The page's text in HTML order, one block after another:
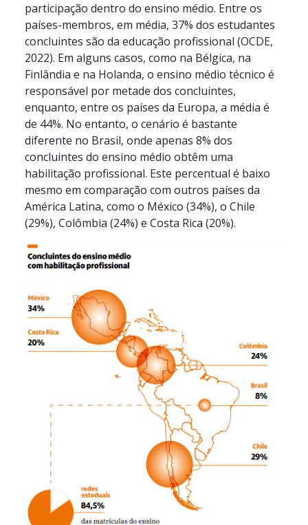
participação dentro do ensino médio. Entre os
países-membros, em média, 37% dos estudantes
concluintes são da educação profissional (OCDE,
2022). Em alguns casos, como na Bélgica, na
Finlândia e na Holanda, o ensino médio técnico é
responsável por metade dos concluintes,
enquanto, entre os países da Europa, a média é
de 44%. No entanto, o cenário é bastante
diferente no Brasil, onde apenas 8% dos
concluintes do ensino médio obtêm uma
habilitação profissional. Este percentual é baixo
mesmo em comparação com outros países da
América Latina, como o México (34%), o Chile
(29%), Colômbia (24%) e Costa Rica (20%).